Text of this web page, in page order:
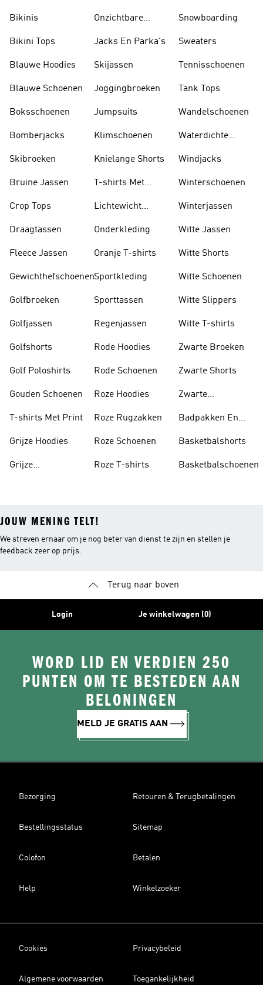
Bikinis
Bikini Tops
Blauwe Hoodies
Blauwe Schoenen
Boksschoenen
Bomberjacks
Skibroeken
Bruine Jassen
Crop Tops
Draagtassen
Fleece Jassen
Gewichthefschoenen
Golfbroeken
Golfjassen
Golfshorts
Golf Poloshirts
Gouden Schoenen
T-shirts Met Print
Grijze Hoodies
Grijze
Onzichtbare
Jacks En Parka's
Skijassen
Joggingbroeken
Jumpsuits
Klimschoenen
Knielange Shorts
T-shirts Met
Lichtewicht
Onderkleding
Oranje T-shirts
Sportkleding
Sporttassen
Regenjassen
Rode Hoodies
Rode Schoenen
Roze Hoodies
Roze Rugzakken
Roze Schoenen
Roze T-shirts
Snowboarding
Sweaters
Tennisschoenen
Tank Tops
Wandelschoenen
Waterdichte
Windjacks
Winterschoenen
Winterjassen
Witte Jassen
Witte Shorts
Witte Schoenen
Witte Slippers
Witte T-shirts
Zwarte Broeken
Zwarte Shorts
Zwarte
Badpakken En
Basketbalshorts
Basketbalschoenen
JOUW MENING TELT!
We streven ernaar om je nog beter van dienst te zijn en stellen je
feedback zeer op prijs.
Terug naar boven
Login Je winkelwagen (0)
WORD LID EN VERDIEN 250
PUNTEN OM TE BESTEDEN AAN
BELONINGEN
MELD JE GRATIS AAN
Bezorging Retouren & Terugbetalingen
Bestellingsstatus Sitemap
Colofon Betalen
Help Winkelzoeker
Cookies Privacybeleid
Algemene voorwaarden Toegankelijkheid